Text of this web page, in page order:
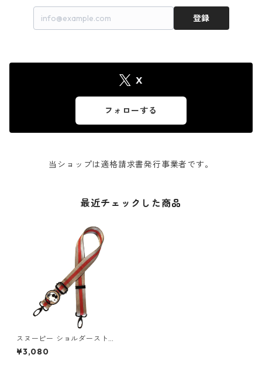
登録
X
フォローする
当ショップは適格請求書発行事業者です。
最近チェックした商品
スヌーピー ショルダーストラ
ップ ROOTOTE with ROO ST
RAP PEANUTS-8Y 8178 ルー
¥3,080